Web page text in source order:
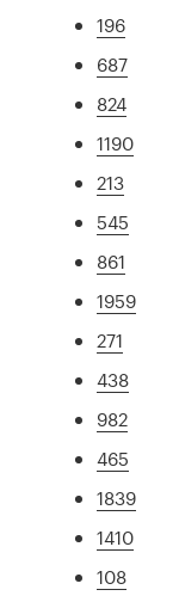
196
687
824
1190
213
545
861
1959
271
438
982
465
1839
1410
108